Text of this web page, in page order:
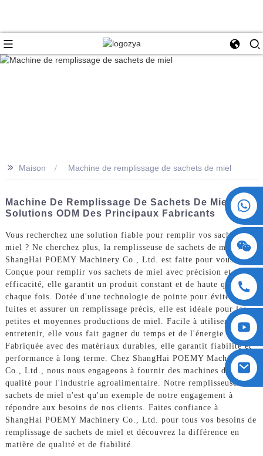
+86 15730993174
>> Maison Machine de remplissage de sachets de miel
Machine De Remplissage De Sachets De Miel –
Solutions ODM Des Principaux Fabricants
Vous recherchez une solution fiable pour remplir vos sachets de
miel ? Ne cherchez plus, la remplisseuse de sachets de miel de
ShangHai POEMY Machinery Co., Ltd. est faite pour vous.
Conçue pour remplir vos sachets de miel avec précision et
efficacité, elle garantit un produit constant et de haute qualité à
chaque fois. Dotée d'une technologie de pointe pour éviter les
fuites et assurer un remplissage précis, elle est idéale pour les
petites et moyennes productions de miel. Facile à utiliser et à
entretenir, elle vous fait gagner du temps et de l'énergie.
Fabriquée avec des matériaux durables, elle garantit fiabilité et
performance à long terme. Chez ShangHai POEMY Machinery
Co., Ltd., nous nous engageons à fournir des machines de haute
qualité pour l'industrie agroalimentaire. Notre remplisseuse de
sachets de miel n'est qu'un exemple de notre engagement à
répondre aux besoins de nos clients. Faites confiance à
ShangHai POEMY Machinery Co., Ltd. pour tous vos besoins de
remplissage de sachets de miel et découvrez la différence en
matière de qualité et de fiabilité.